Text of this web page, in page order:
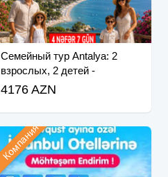
Семейный тур Antalya: 2
взрослых, 2 детей -
Забронируйте сейчас!
4176 AZN
Компания